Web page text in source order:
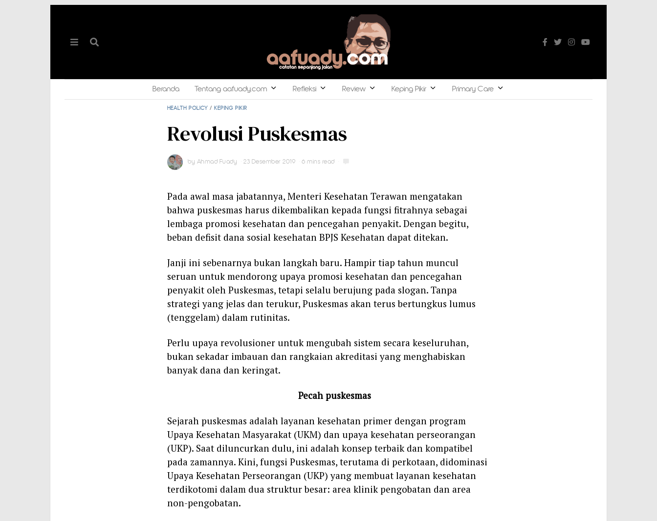
Beranda Tentang aafuady.com Refleksi Review Keping Pikir Primary Care
HEALTH POLICY / KEPING PIKIR
Revolusi Puskesmas
by Ahmad Fuady 23 Desember 2019 6 mins read
Pada awal masa jabatannya, Menteri Kesehatan Terawan mengatakan
bahwa puskesmas harus dikembalikan kepada fungsi fitrahnya sebagai
lembaga promosi kesehatan dan pencegahan penyakit. Dengan begitu,
beban defisit dana sosial kesehatan BPJS Kesehatan dapat ditekan.
Janji ini sebenarnya bukan langkah baru. Hampir tiap tahun muncul
seruan untuk mendorong upaya promosi kesehatan dan pencegahan
penyakit oleh Puskesmas, tetapi selalu berujung pada slogan. Tanpa
strategi yang jelas dan terukur, Puskesmas akan terus bertungkus lumus
(tenggelam) dalam rutinitas.
Perlu upaya revolusioner untuk mengubah sistem secara keseluruhan,
bukan sekadar imbauan dan rangkaian akreditasi yang menghabiskan
banyak dana dan keringat.
Pecah puskesmas
Sejarah puskesmas adalah layanan kesehatan primer dengan program
Upaya Kesehatan Masyarakat (UKM) dan upaya kesehatan perseorangan
(UKP). Saat diluncurkan dulu, ini adalah konsep terbaik dan kompatibel
pada zamannya. Kini, fungsi Puskesmas, terutama di perkotaan, didominasi
Upaya Kesehatan Perseorangan (UKP) yang membuat layanan kesehatan
terdikotomi dalam dua struktur besar: area klinik pengobatan dan area
non-pengobatan.